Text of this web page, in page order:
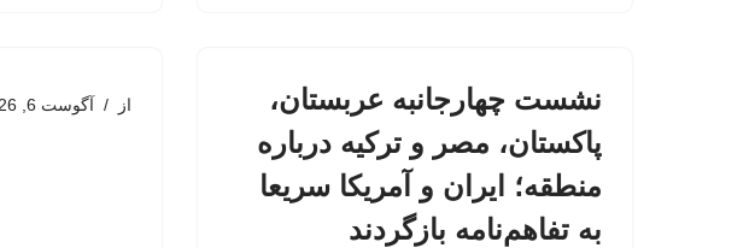
نشست چهارجانبه عربستان،
پاکستان، مصر و ترکیه درباره
منطقه؛ ایران و آمریکا سریعا
به تفاهم‌نامه بازگردند
از آگوست 6, 2026